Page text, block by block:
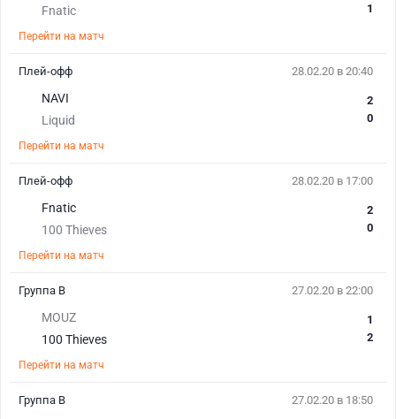
Fnatic
1
Перейти на матч
28.02.20 в 20:40
NAVI
Liquid
2
0
Перейти на матч
Плей-офф
28.02.20 в 17:00
Fnatic
100 Thieves
2
0
Перейти на матч
Плей-офф
27.02.20 в 22:00
MOUZ
100 Thieves
1
2
Перейти на матч
Группа B
27.02.20 в 18:50
Группа B